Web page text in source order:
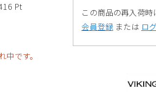
Pt
です。
この商品の再入荷
会員登録 または ロ